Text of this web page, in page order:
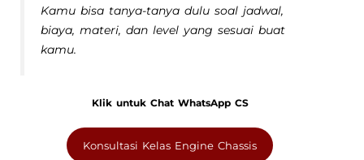
Kamu bisa tanya-tanya dulu soal jadwal,
biaya, materi, dan level yang sesuai buat
kamu.
Klik untuk Chat WhatsApp CS
Konsultasi Kelas Engine Chassis